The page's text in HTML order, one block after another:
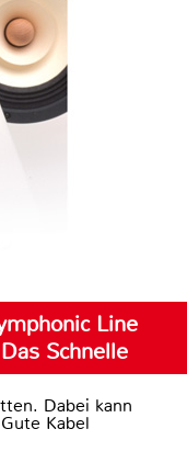
Line
Schnelle
Dabei kann
Kabel